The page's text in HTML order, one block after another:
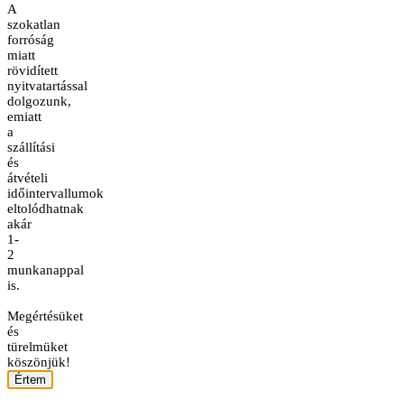
A
szokatlan
forróság
miatt
rövidített
nyitvatartással
dolgozunk,
emiatt
a
szállítási
és
átvételi
időintervallumok
eltolódhatnak
akár
1-
2
munkanappal
is.
Megértésüket
és
türelmüket
köszönjük!
Értem